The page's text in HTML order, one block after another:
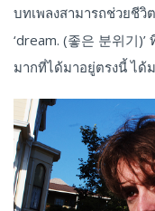
บทเพลงสามารถช่วยชีวิ
‘dream. (좋은 분위기
มากที่ได้มาอยู่ตรงนี้ ได้